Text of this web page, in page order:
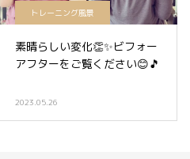
トレーニング風景
素晴らしい変化👏✨ビフォー
アフターをご覧ください😊🎵
2023.05.26